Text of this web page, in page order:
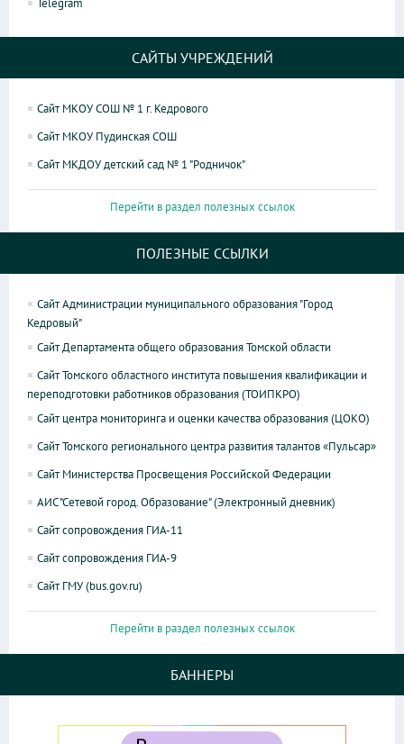
САЙТЫ УЧРЕЖДЕНИЙ
Сайт МКОУ СОШ № 1 г. Кедрового
Сайт МКОУ Пудинская СОШ
Сайт МКДОУ детский сад № 1 "Родничок"
Перейти в раздел полезных ссылок
ПОЛЕЗНЫЕ ССЫЛКИ
Сайт Администрации муниципального образования "Город
Кедровый"
Сайт Департамента общего образования Томской области
Сайт Томского областного института повышения квалификации и
переподготовки работников образования (ТОИПКРО)
Сайт центра мониторинга и оценки качества образования (ЦОКО)
Сайт Томского регионального центра развития талантов «Пульсар»
Сайт Министерства Просвещения Российской Федерации
АИС "Сетевой город. Образование" (Электронный дневник)
Сайт сопровождения ГИА-11
Сайт сопровождения ГИА-9
Сайт ГМУ (bus.gov.ru)
Перейти в раздел полезных ссылок
БАННЕРЫ